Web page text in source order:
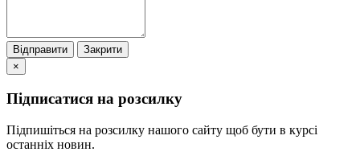
Відправити
Закрити
×
Підписатися на розсилку
Підпишіться на розсилку нашого сайту щоб бути в курсі
останніх новин.